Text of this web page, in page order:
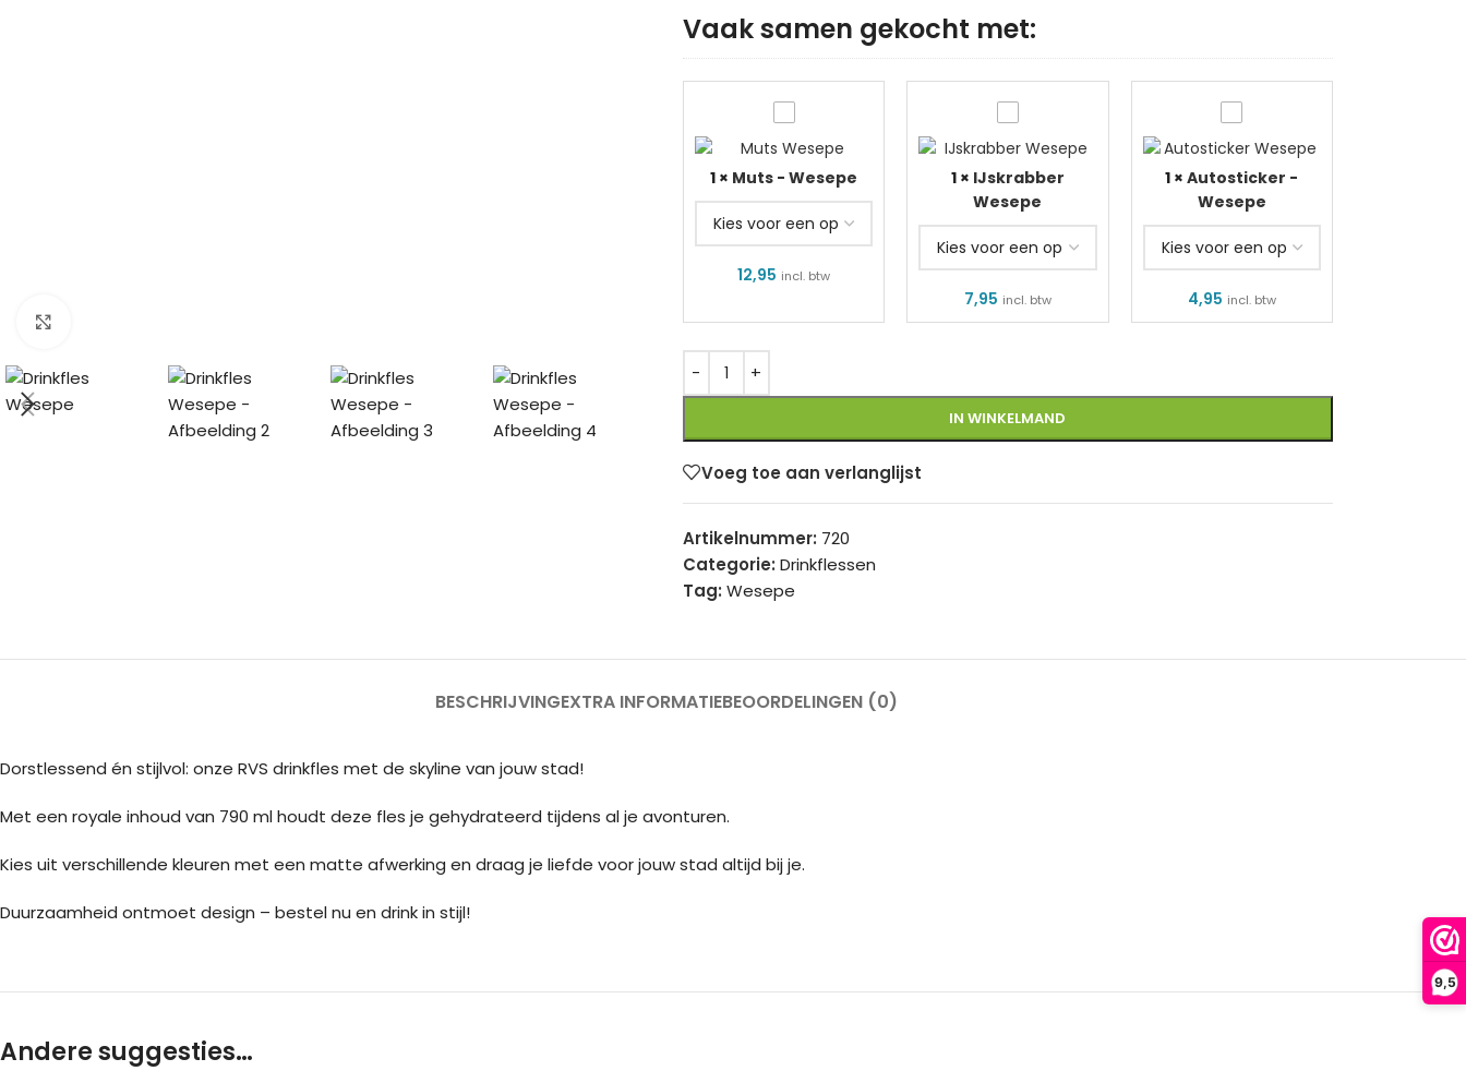
9,5
Vaak samen gekocht met:
-
Wesepe
1 × Muts - Wesepe
12,95 incl. btw
IJskrabber
Wesepe
1× IJskrabber
Wesepe
7,95 incl. btw
Autosticker
-
Wesepe
1 ×Autosticker -
Wesepe
4,95 incl. btw
IN WINKELMAND
Voeg toe aan verlanglijst
Artikelnummer: 720
Categorie: Drinkflessen
Tag: Wesepe
BESCHRIJVINGEXTRA INFORMATIEBEOORDELINGEN (0)
Dorstlessend én stijlvol: onze RVS drinkfles met de skyline van jouw stad!
Met een royale inhoud van 790 ml houdt deze fles je gehydrateerd tijdens al je avonturen.
Kies uit verschillende kleuren met een matte afwerking en draag je liefde voor jouw stad altijd bij je.
Duurzaamheid ontmoet design – bestel nu en drink in stijl!
Andere suggesties…